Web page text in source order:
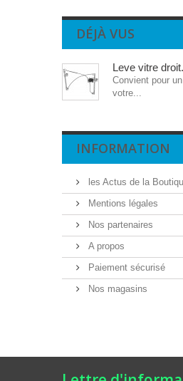
DÉJÀ VUS
Leve vitre
Convient pour
votre...
INFORMATION
les Actus de la
Mentions légales
Nos partenaires
A propos
Paiement sécurisé
Nos magasins